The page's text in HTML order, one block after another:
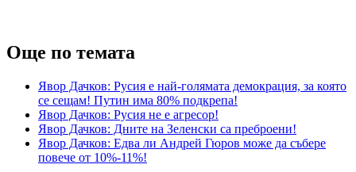
Още по темата
Явор Дачков: Русия е най-голямата демокрация, за която
се сещам! Путин има 80% подкрепа!
Явор Дачков: Русия не е агресор!
Явор Дачков: Дните на Зеленски са преброени!
Явор Дачков: Едва ли Андрей Гюров може да събере
повече от 10%-11%!